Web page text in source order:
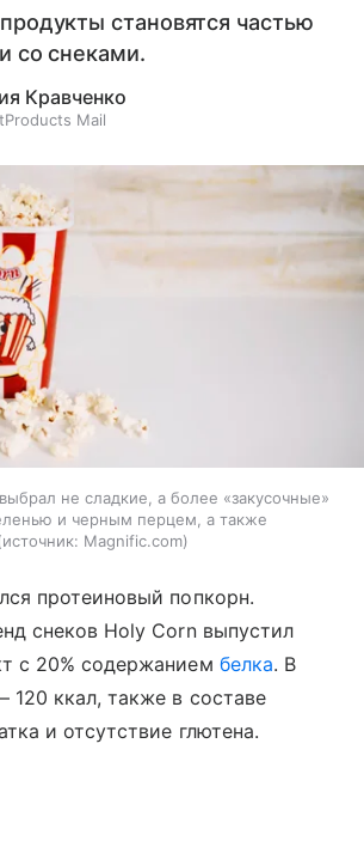
становятся частью
со снеками.
Кравченко
Mail
не сладкие, а более «закусочные»
и черным перцем, а также
источник: Magnific.com
протеиновый попкорн.
снеков Holy Corn выпустил
с 20% содержанием белка. В
ккал, также в составе
и отсутствие глютена.